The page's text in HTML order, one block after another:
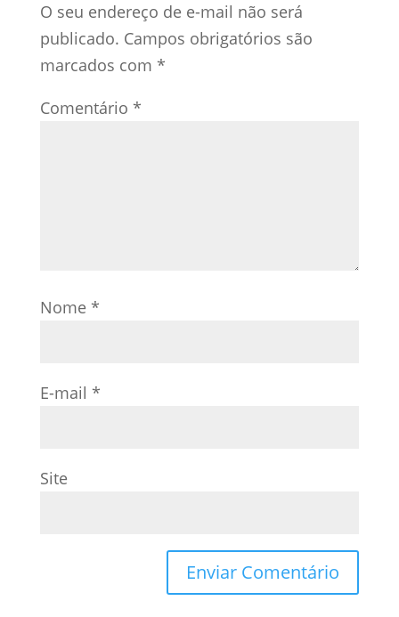
O seu endereço de e-mail não será
publicado. Campos obrigatórios são
marcados com *
Comentário *
Nome *
E-mail *
Site